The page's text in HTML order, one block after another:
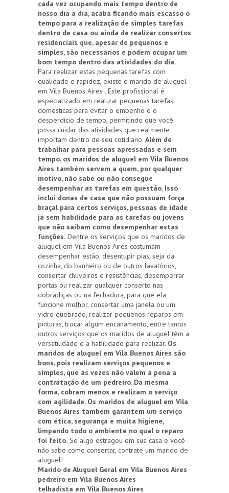
cada vez ocupando mais tempo dentro de
nosso dia a dia, acaba ficando mais escasso o
tempo para a realização de simples tarefas
dentro de casa ou ainda de realizar consertos
residenciais que, apesar de pequenos e
simples, são necessários e podem ocupar um
bom tempo dentro das atividades do dia.
Para realizar estas pequenas tarefas com
qualidade e rapidez, existe o marido de aluguel
em Vila Buenos Aires . Este profissional é
especializado em realizar pequenas tarefas
domésticas para evitar o empenho e o
desperdício de tempo, permitindo que você
possa cuidar das atividades que realmente
importam dentro de seu cotidiano. Além de
trabalhar para pessoas apressadas e sem
tempo, os maridos de aluguel em Vila Buenos
Aires também servem a quem, por qualquer
motivo, não sabe ou não consegue
desempenhar as tarefas em questão. Isso
inclui donas de casa que não possuam força
braçal para certos serviços, pessoas de idade
já sem habilidade para as tarefas ou jovens
que não saibam como desempenhar estas
funções. Dentre os serviços que os maridos de
aluguel em Vila Buenos Aires costumam
desempenhar estão: desentupir pias, seja da
cozinha, do banheiro ou de outros lavatórios,
consertar chuveiros e resistências, desemperrar
portas ou realizar qualquer conserto nas
dobradiças ou na fechadura, para que ela
funcione melhor, consertar uma janela ou um
vidro quebrado, realizar pequenos reparos em
pinturas, trocar algum encanamento, entre tantos
outros serviços que os maridos de aluguel têm a
versatilidade e a habilidade para realizar. Os
maridos de aluguel em Vila Buenos Aires são
bons, pois realizam serviços pequenos e
simples, que às vezes não valem à pena a
contratação de um pedreiro. Da mesma
forma, cobram menos e realizam o serviço
com agilidade. Os maridos de aluguel em Vila
Buenos Aires também garantem um serviço
com ética, segurança e muita higiene,
limpando todo o ambiente no qual o reparo
foi feito. Se algo estragou em sua casa e você
não sabe como consertar, contrate um marido de
aluguel!
Marido de Aluguel Geral em Vila Buenos Aires
pedreiro em Vila Buenos Aires
telhadista em Vila Buenos Aires